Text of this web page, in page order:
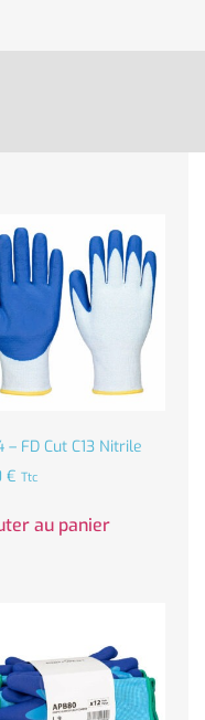
– FD Cut C13 Nitrile
€ Ttc
au panier